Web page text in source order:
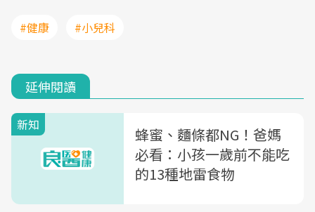
#健康 #小兒科
延伸閱讀
新知
蜂蜜、麵條都NG！爸媽
必看：小孩一歲前不能吃
的13種地雷食物